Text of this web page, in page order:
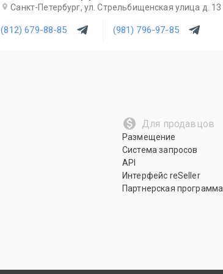
Санкт-Петербург, ул. Стрельбищенская улица д. 13
(812) 679-88-85 (981) 796-97-85
Для продавцов
Размещение
Система запросов
API
Интерфейс reSeller
Партнерская программа